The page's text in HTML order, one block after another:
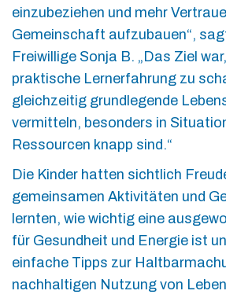
einzubeziehen und mehr
Gemeinschaft aufzubauen“,
Freiwillige Sonja B. „Das Ziel
praktische Lernerfahrung zu
gleichzeitig grundlegende
vermitteln, besonders in
Ressourcen knapp sind.“
Die Kinder hatten sichtlich
gemeinsamen Aktivitäten und
lernten, wie wichtig eine
für Gesundheit und Energie ist
einfache Tipps zur
nachhaltigen Nutzung von